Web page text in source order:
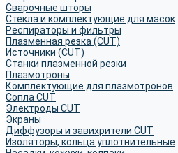
Сварочные шторы
Стекла и комплектующие для масок
Респираторы и фильтры
Плазменная резка (CUT)
Источники (CUT)
Станки плазменной резки
Плазмотроны
Комплектующие для плазмотронов
Сопла CUT
Электроды CUT
Экраны
Диффузоры и завихрители CUT
Изоляторы, кольца уплотнительные